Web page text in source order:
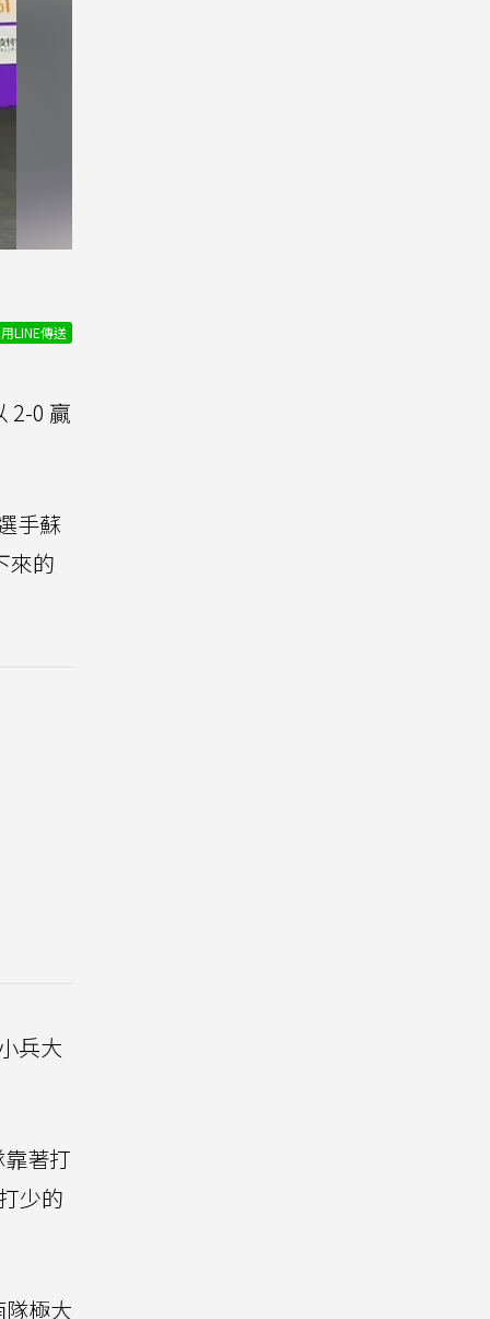
用LINE傳送
2-0 贏
手蘇
來的
兵大
著打
少的
極大